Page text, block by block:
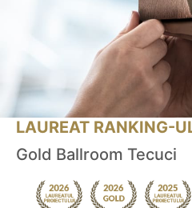
LAUREAT RANKING-
Gold Ballroom Tecuci